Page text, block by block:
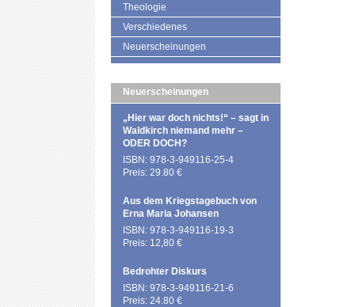
Theologie
Verschiedenes
Neuerscheinungen
Neuerscheinungen
„Hier war doch nichts!“ – sagt in
Waldkirch niemand mehr –
ODER DOCH?
ISBN: 978-3-949116-25-4
Preis: 29.80 €
Aus dem Kriegstagebuch von
Erna Maria Johansen
ISBN: 978-3-949116-19-3
Preis: 12,80 €
Bedrohter Diskurs
ISBN: 978-3-949116-21-6
Preis: 24.80 €